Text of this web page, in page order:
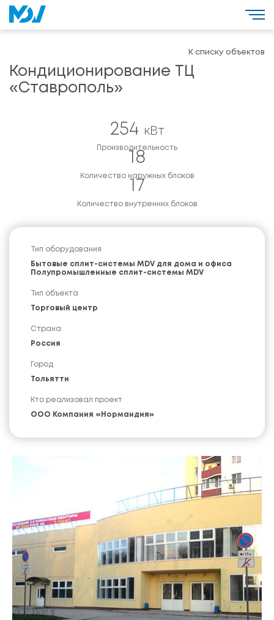
Кондиционирование ТЦ
«Ставрополь»
К списку объектов
254 кВт
Производительность
18
Количество наружных блоков
17
Количество внутренних блоков
Тип оборудования
Бытовые сплит-системы MDV для дома и офиса
Полупромышленные сплит-системы MDV
Тип объекта
Торговый центр
Страна
Россия
Город
Тольятти
Кто реализовал проект
ООО Компания «Нормандия»